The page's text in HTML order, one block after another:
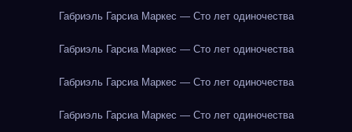
Габриэль Гарсиа Маркес — Сто лет одиночества
Габриэль Гарсиа Маркес — Сто лет одиночества
Габриэль Гарсиа Маркес — Сто лет одиночества
Габриэль Гарсиа Маркес — Сто лет одиночества